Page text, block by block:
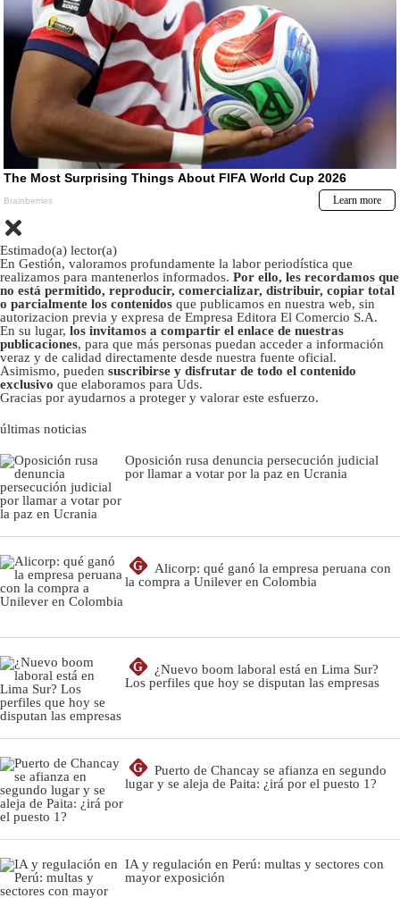
Estimado(a) lector(a)
En Gestión, valoramos profundamente la labor periodística que
realizamos para mantenerlos informados. Por ello, les recordamos que
no está permitido, reproducir, comercializar, distribuir, copiar total
o parcialmente los contenidos que publicamos en nuestra web, sin
autorizacion previa y expresa de Empresa Editora El Comercio S.A.
En su lugar, los invitamos a compartir el enlace de nuestras
publicaciones, para que más personas puedan acceder a información
veraz y de calidad directamente desde nuestra fuente oficial.
Asimismo, pueden suscribirse y disfrutar de todo el contenido
exclusivo que elaboramos para Uds.
Gracias por ayudarnos a proteger y valorar este esfuerzo.
últimas noticias
Oposición rusa denuncia persecución judicial
por llamar a votar por la paz en Ucrania
G
Alicorp: qué ganó la empresa peruana con
la compra a Unilever en Colombia
G
¿Nuevo boom laboral está en Lima Sur?
Los perfiles que hoy se disputan las empresas
G
Puerto de Chancay se afianza en segundo
lugar y se aleja de Paita: ¿irá por el puesto 1?
IA y regulación en Perú: multas y sectores con
mayor exposición